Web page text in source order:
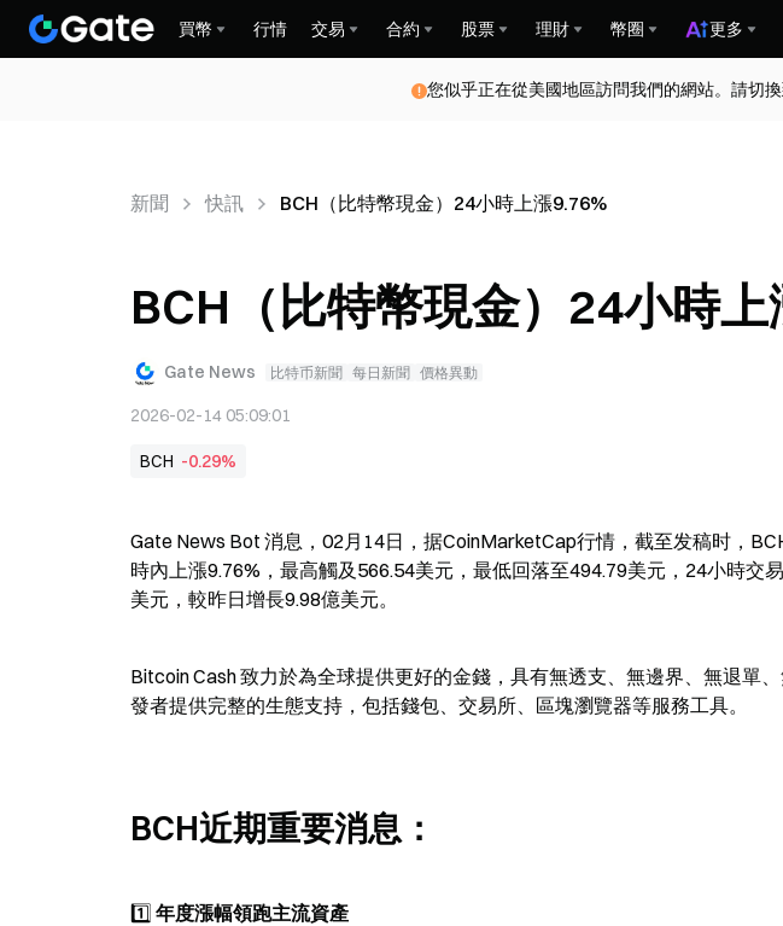
買幣 行情 交易 合約 股票 理財 幣圈 更多
您似乎正在從美國地區訪問我們的網站。請切
新聞 快訊 BCH（比特幣現金）24小時上漲9.76%
BCH（比特幣現金）24小時上
Gate News 比特币新聞 每日新聞 價格異動
2026-02-14 05:09:01
BCH -0.29%
Gate News Bot 消息，02月14日，据CoinMarketCap行情，截至发稿时，
時內上漲9.76%，最高觸及566.54美元，最低回落至494.79美元，24小時交
美元，較昨日增長9.98億美元。
Bitcoin Cash 致力於為全球提供更好的金錢，具有無透支、無邊界、無退單
發者提供完整的生態支持，包括錢包、交易所、區塊瀏覽器等服務工具。
BCH近期重要消息：
1️⃣ 年度漲幅領跑主流資產